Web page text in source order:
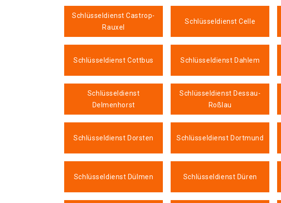
Schlüsseldienst Castrop-
Rauxel
Schlüsseldienst Celle
Schlüsseldienst Cottbus Schlüsseldienst Dahlem
Schlüsseldienst
Delmenhorst
Schlüsseldienst Dessau-
Roßlau
Schlüsseldienst Dorsten Schlüsseldienst Dortmund
Schlüsseldienst Dülmen Schlüsseldienst Düren